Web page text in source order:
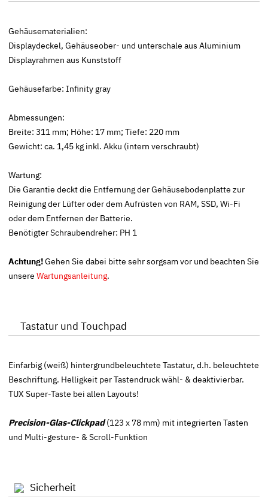
Gehäusematerialien:
Displaydeckel, Gehäuseober- und unterschale aus Aluminium
Displayrahmen aus Kunststoff
Gehäusefarbe: Infinity gray
Abmessungen:
Breite: 311 mm; Höhe: 17 mm; Tiefe: 220 mm
Gewicht: ca. 1,45 kg inkl. Akku (intern verschraubt)
Wartung:
Die Garantie deckt die Entfernung der Gehäusebodenplatte zur
Reinigung der Lüfter oder dem Aufrüsten von RAM, SSD, Wi-Fi
oder dem Entfernen der Batterie.
Benötigter Schraubendreher: PH 1
Achtung!Gehen Sie dabei bitte sehr sorgsam vor und beachten Sie
unsereWartungsanleitung.
Tastatur und Touchpad
Einfarbig (weiß) hintergrundbeleuchtete Tastatur, d.h. beleuchtete
Beschriftung. Helligkeit per Tastendruck wähl- & deaktivierbar.
TUX Super-Taste bei allen Layouts!
Precision-Glas-Clickpad(123 x 78 mm) mit integrierten Tasten
und Multi-gesture- & Scroll-Funktion
Sicherheit